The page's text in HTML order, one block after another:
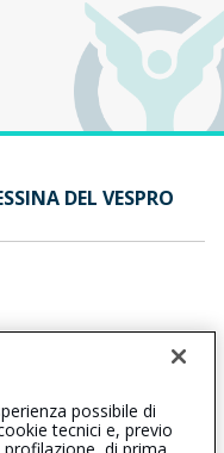
DEL VESPRO
(ME)
possibile di
tecnici e, previo